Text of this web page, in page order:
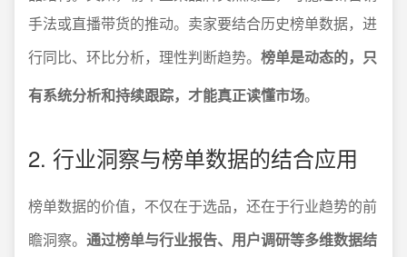
手法或直播带货的推动。卖家要结合历史榜单数据，进
行同比、环比分析，理性判断趋势。 榜单是动态的，只
有系统分析和持续跟踪，才能真正读懂市场。
2. 行业洞察与榜单数据的结合应用
榜单数据的价值，不仅在于选品，还在于行业趋势的前
瞻洞察。 通过榜单与行业报告、用户调研等多维数据结